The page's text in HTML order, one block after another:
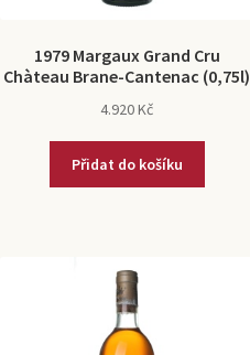
1979 Margaux Grand Cru
Chàteau Brane-Cantenac (0,75l)
4.920Kč
Přidat do košíku